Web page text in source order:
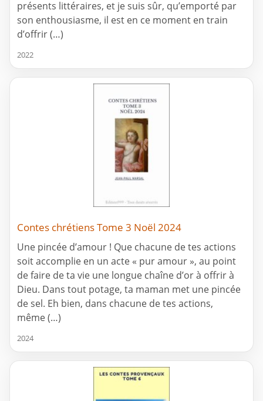
présents littéraires, et je suis sûr, qu’emporté par
son enthousiasme, il est en ce moment en train
d’offrir (…)
2022
Contes chrétiens Tome 3 Noël 2024
Une pincée d’amour ! Que chacune de tes actions
soit accomplie en un acte « pur amour », au point
de faire de ta vie une longue chaîne d’or à offrir à
Dieu. Dans tout potage, ta maman met une pincée
de sel. Eh bien, dans chacune de tes actions,
même (…)
2024